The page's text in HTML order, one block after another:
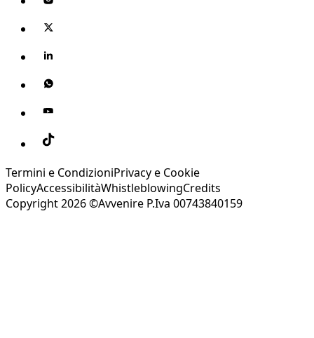
Termini e CondizioniPrivacy e Cookie
PolicyAccessibilitàWhistleblowingCredits
Copyright 2026 ©Avvenire P.Iva 00743840159